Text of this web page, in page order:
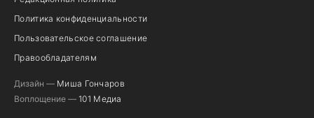
Политика конфиденциальности
Пользовательское соглашение
Правообладателям
Дизайн — Миша Гончаров
Воплощение — 101 Медиа